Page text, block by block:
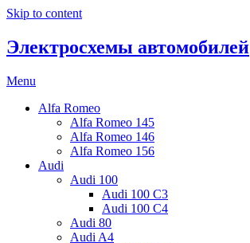
Skip to content
Электросхемы автомобилей
Menu
Alfa Romeo
Alfa Romeo 145
Alfa Romeo 146
Alfa Romeo 156
Audi
Audi 100
Audi 100 C3
Audi 100 C4
Audi 80
Audi A4